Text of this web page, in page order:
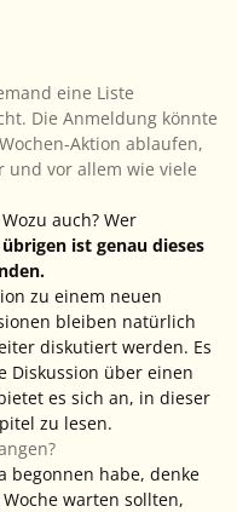
eine Liste
Die Anmeldung könnte
Aktion ablaufen,
und vor allem wie viele
auch? Wer
ist genau dieses
zu einem neuen
bleiben natürlich
diskutiert werden. Es
Diskussion über einen
es sich an, in dieser
zu lesen.
begonnen habe, denke
warten sollten,